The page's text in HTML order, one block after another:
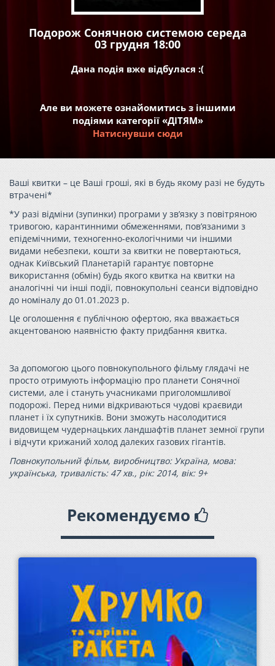
Подорож Сонячною системою середа
03 грудня 18:00
Дана подія вже відбулася :(
Але ви можете ознайомитись з іншими
подіями категорії «ДІТЯМ»
Натиснувши сюди
Ваші квитки – це Ваші гроші, які в будь якому разі не будуть
втрачені*
*У разі відміни (зупинки) програми у зв’язку з повітряною
тривогою, карантинними обмеженнями, пов’язаними з
епідемічними, техногенно-екологічними чи іншими
видами небезпеки, кошти за квитки не повертаються,
однак Київський Планетарій гарантує повторне
використання (обмін) будь якого квитка на квитки на
аналогічні чи інші події, повнокупольні сеанси відповідно
до номіналу до 01.01.2023 р.
Це оголошення є публічною офертою, яка вважається
акцентованою наявністю факту придбання квитка.
За допомогою цього повнокупольного фільму глядачі не
просто отримують інформацію про планети Сонячної
системи, але і стануть учасниками приголомшливої
подорожі. Перед ними відкриваються чудові краєвиди
планет і їх супутників. Вони зможуть насолодитися
видовищем чудернацьких ландшафтів планет земної групи
і відчути крижаний холод далеких газових гігантів.
Повнокупольний фільм, виробництво: Україна, мова:
українська, тривалість: 47 хв., рік: 2014, вік: 9+
Рекомендуємо